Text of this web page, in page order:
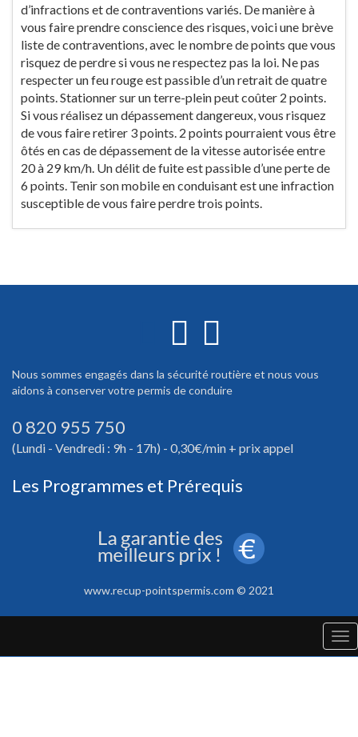
d’infractions et de contraventions variés. De manière à
vous faire prendre conscience des risques, voici une brève
liste de contraventions, avec le nombre de points que vous
risquez de perdre si vous ne respectez pas la loi. Ne pas
respecter un feu rouge est passible d’un retrait de quatre
points. Stationner sur un terre-plein peut coûter 2 points.
Si vous réalisez un dépassement dangereux, vous risquez
de vous faire retirer 3 points. 2 points pourraient vous être
ôtés en cas de dépassement de la vitesse autorisée entre
20 à 29 km/h. Un délit de fuite est passible d’une perte de
6 points. Tenir son mobile en conduisant est une infraction
susceptible de vous faire perdre trois points.
Nous sommes engagés dans la sécurité routière et nous vous
aidons à conserver votre permis de conduire
0 820 955 750
(Lundi - Vendredi : 9h - 17h) - 0,30€/min + prix appel
Les Programmes et Prérequis
www.recup-pointspermis.com © 2021